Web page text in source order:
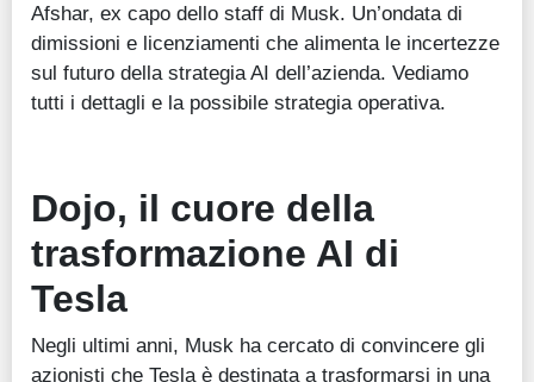
Afshar, ex capo dello staff di Musk. Un’ondata di
dimissioni e licenziamenti che alimenta le incertezze
sul futuro della strategia AI dell’azienda. Vediamo
tutti i dettagli e la possibile strategia operativa.
Dojo, il cuore della
trasformazione AI di
Tesla
Negli ultimi anni, Musk ha cercato di convincere gli
azionisti che Tesla è destinata a trasformarsi in una